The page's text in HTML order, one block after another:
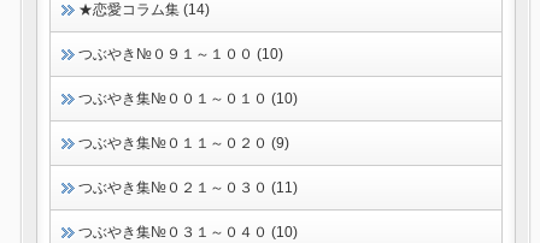
★恋愛コラム集 (14)
つぶやき№０９１～１００ (10)
つぶやき集№００１～０１０ (10)
つぶやき集№０１１～０２０ (9)
つぶやき集№０２１～０３０ (11)
つぶやき集№０３１～０４０ (10)